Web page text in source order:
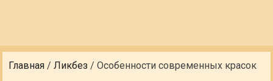
Главная /Ликбез /Особенности современных красок